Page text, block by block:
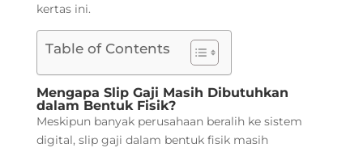
kertas ini.
Table of Contents
Mengapa Slip Gaji Masih Dibutuhkan
dalam Bentuk Fisik?
Meskipun banyak perusahaan beralih ke sistem
digital, slip gaji dalam bentuk fisik masih